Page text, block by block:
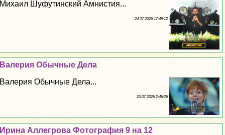
Михаил Шуфутинский Амнистия...
24 07 2026 17:49:12
Валерия Обычные Дела
Валерия Обычные Дела...
23 07 2026 2:46:26
Ирина Аллегрова Фотография 9 на 12